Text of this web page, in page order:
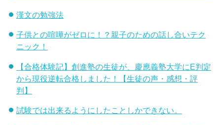
漢文の勉強法
子供との喧嘩がゼロに！？親子のための話し合いテク
ニック！
【合格体験記】創進塾の生徒が、慶應義塾大学にE判定
から現役逆転合格しました！【生徒の声・感想・評
判】
試験では出来るようにしたことしかできない。